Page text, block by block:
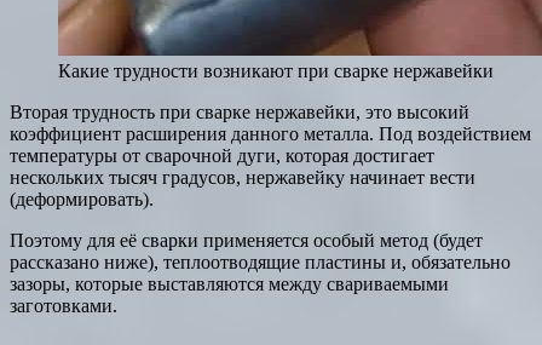
Какие трудности возникают при сварке нержавейки
Вторая трудность при сварке нержавейки, это высокий
коэффициент расширения данного металла. Под воздействием
температуры от сварочной дуги, которая достигает
нескольких тысяч градусов, нержавейку начинает вести
(деформировать).
Поэтому для её сварки применяется особый метод (будет
рассказано ниже), теплоотводящие пластины и, обязательно
зазоры, которые выставляются между свариваемыми
заготовками.